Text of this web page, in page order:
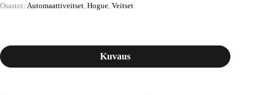
Osastot: Automaattiveitset Hogue Veitset
Kuvaus